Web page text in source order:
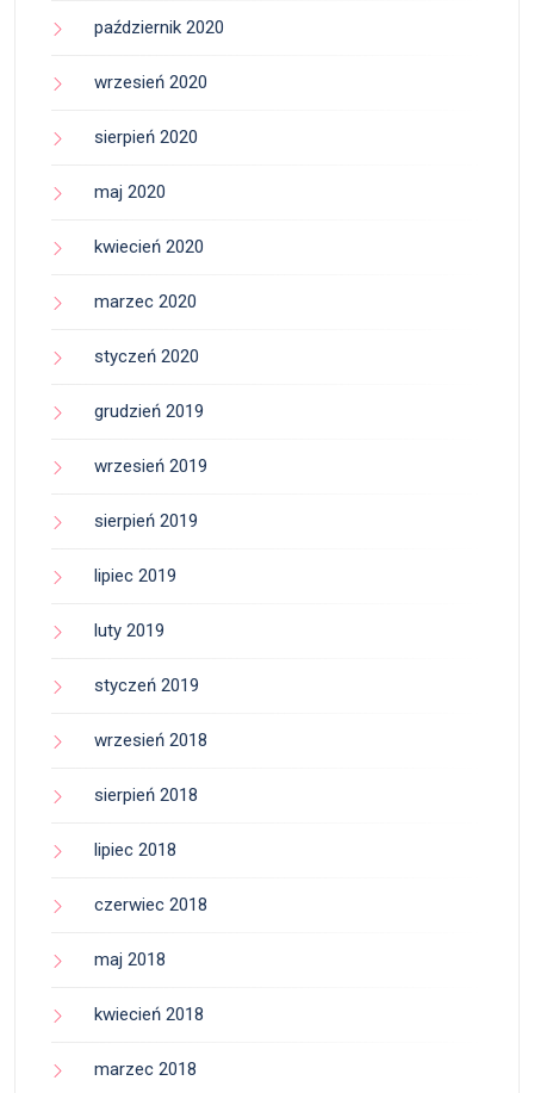
październik 2020
wrzesień 2020
sierpień 2020
maj 2020
kwiecień 2020
marzec 2020
styczeń 2020
grudzień 2019
wrzesień 2019
sierpień 2019
lipiec 2019
luty 2019
styczeń 2019
wrzesień 2018
sierpień 2018
lipiec 2018
czerwiec 2018
maj 2018
kwiecień 2018
marzec 2018